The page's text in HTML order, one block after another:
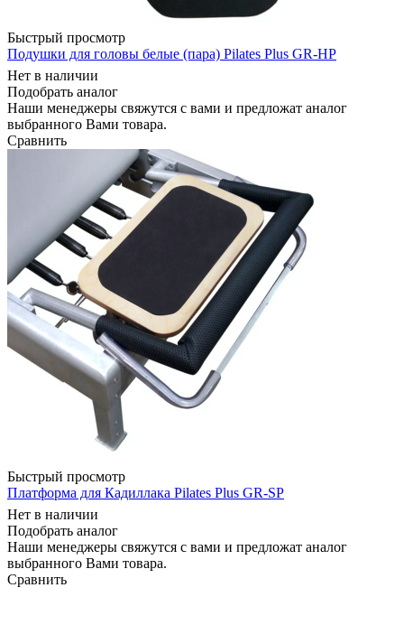
Быстрый просмотр
Подушки для головы белые (пара) Pilates Plus GR-HP
Нет в наличии
Подобрать аналог
Наши менеджеры свяжутся с вами и предложат аналог
выбранного Вами товара.
Сравнить
Быстрый просмотр
Платформа для Кадиллака Pilates Plus GR-SP
Нет в наличии
Подобрать аналог
Наши менеджеры свяжутся с вами и предложат аналог
выбранного Вами товара.
Сравнить